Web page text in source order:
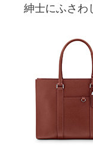
紳士にふさわ